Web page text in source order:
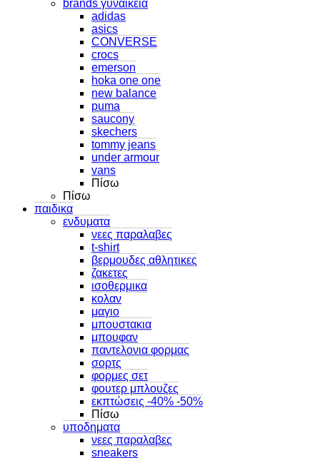
brands γυναικεία
adidas
asics
CONVERSE
crocs
emerson
hoka one one
new balance
puma
saucony
skechers
tommy jeans
under armour
vans
Πίσω
Πίσω
παιδικα
ενδυματα
νεες παραλαβες
t-shirt
βερμουδες αθλητικες
ζακετες
ισοθερμικα
κολαν
μαγιο
μπουστακια
μπουφαν
παντελονια φορμας
σορτς
φορμες σετ
φουτερ μπλουζες
εκπτώσεις -40% -50%
Πίσω
υποδηματα
νεες παραλαβες
sneakers